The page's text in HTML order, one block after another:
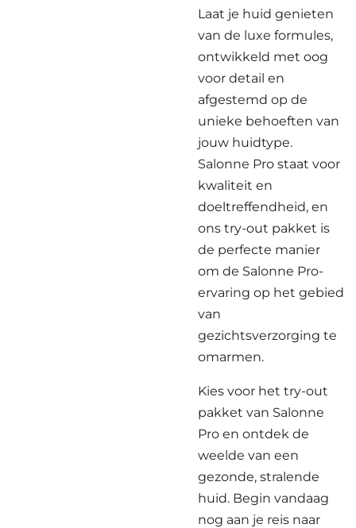
Laat je huid genieten
van de luxe formules,
ontwikkeld met oog
voor detail en
afgestemd op de
unieke behoeften van
jouw huidtype.
Salonne Pro staat voor
kwaliteit en
doeltreffendheid, en
ons try-out pakket is
de perfecte manier
om de Salonne Pro-
ervaring op het gebied
van
gezichtsverzorging te
omarmen.
Kies voor het try-out
pakket van Salonne
Pro en ontdek de
weelde van een
gezonde, stralende
huid. Begin vandaag
nog aan je reis naar